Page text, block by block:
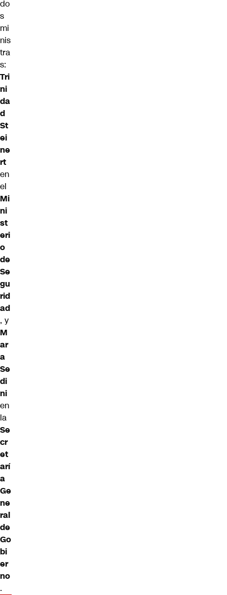
do
s
mi
nis
tra
s:
Tri
ni
da
d
St
ei
ne
rt
en
el
Mi
ni
st
eri
o
de
Se
gu
rid
ad
, y
M
ar
a
Se
di
ni
en
la
Se
cr
et
arí
a
Ge
ne
ral
de
Go
bi
er
no
.